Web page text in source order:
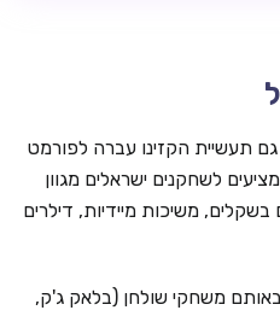
תעשיית הקזינו עברה לפורמט
מציעים לשחקנים ישראלים מגוון
משיכות מיידיות, דילרים
באותם משחקי שולחן (בלאק ג'ק,